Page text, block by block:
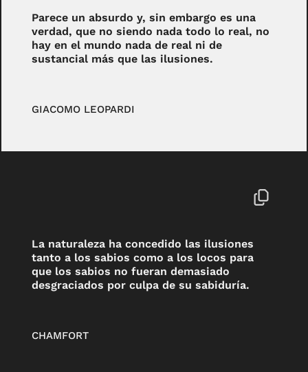
Parece un absurdo y, sin embargo es una
verdad, que no siendo nada todo lo real, no
hay en el mundo nada de real ni de
sustancial más que las ilusiones.
GIACOMO LEOPARDI
La naturaleza ha concedido las ilusiones
tanto a los sabios como a los locos para
que los sabios no fueran demasiado
desgraciados por culpa de su sabiduría.
CHAMFORT